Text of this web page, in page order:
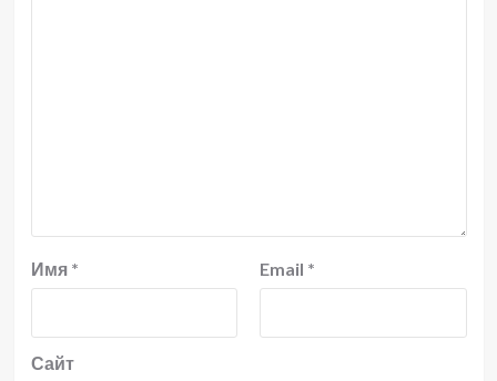
Имя * Email *
Сайт